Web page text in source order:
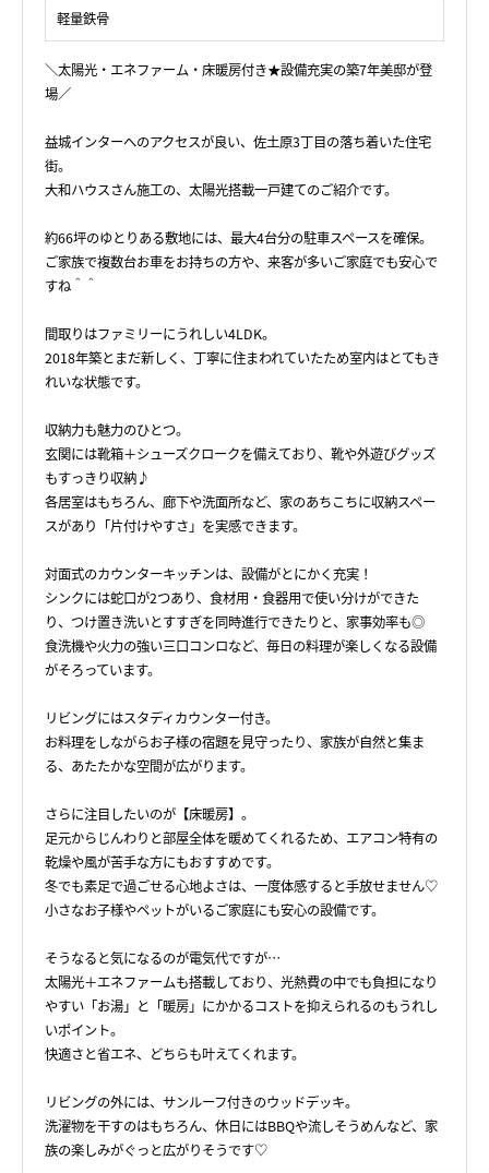
軽量鉄骨
＼太陽光・エネファーム・床暖房付き★設備充実の築7年美邸が登
場／
益城インターへのアクセスが良い、佐土原3丁目の落ち着いた住宅
街。
大和ハウスさん施工の、太陽光搭載一戸建てのご紹介です。
約66坪のゆとりある敷地には、最大4台分の駐車スペースを確保。
ご家族で複数台お車をお持ちの方や、来客が多いご家庭でも安心で
すね＾＾
間取りはファミリーにうれしい4LDK。
2018年築とまだ新しく、丁寧に住まわれていたため室内はとてもき
れいな状態です。
収納力も魅力のひとつ。
玄関には靴箱＋シューズクロークを備えており、靴や外遊びグッズ
もすっきり収納♪
各居室はもちろん、廊下や洗面所など、家のあちこちに収納スペー
スがあり「片付けやすさ」を実感できます。
対面式のカウンターキッチンは、設備がとにかく充実！
シンクには蛇口が2つあり、食材用・食器用で使い分けができた
り、つけ置き洗いとすすぎを同時進行できたりと、家事効率も◎
食洗機や火力の強い三口コンロなど、毎日の料理が楽しくなる設備
がそろっています。
リビングにはスタディカウンター付き。
お料理をしながらお子様の宿題を見守ったり、家族が自然と集ま
る、あたたかな空間が広がります。
さらに注目したいのが【床暖房】。
足元からじんわりと部屋全体を暖めてくれるため、エアコン特有の
乾燥や風が苦手な方にもおすすめです。
冬でも素足で過ごせる心地よさは、一度体感すると手放せません♡
小さなお子様やペットがいるご家庭にも安心の設備です。
そうなると気になるのが電気代ですが…
太陽光＋エネファームも搭載しており、光熱費の中でも負担になり
やすい「お湯」と「暖房」にかかるコストを抑えられるのもうれし
いポイント。
快適さと省エネ、どちらも叶えてくれます。
リビングの外には、サンルーフ付きのウッドデッキ。
洗濯物を干すのはもちろん、休日にはBBQや流しそうめんなど、家
族の楽しみがぐっと広がりそうです♡